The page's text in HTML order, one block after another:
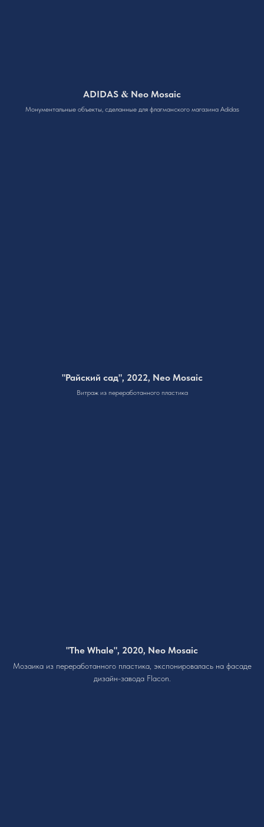
ADIDAS & Neo Mosaic
Монументальные объекты, сделанные для флагманского магазина Adidas
"Райский сад", 2022, Neo Mosaic
Витраж из переработанного пластика
"The Whale", 2020, Neo Mosaic
Мозаика из переработанного пластика, экспонировалась на фасаде
дизайн-завода Flacon.